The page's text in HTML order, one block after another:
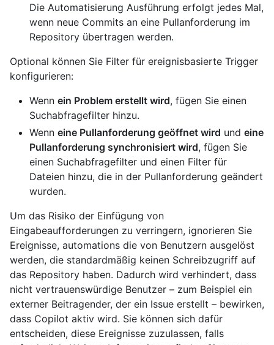
Die Automatisierung Ausführung erfolgt jedes Mal,
wenn neue Commits an eine Pullanforderung im
Repository übertragen werden.
Optional können Sie Filter für ereignisbasierte Trigger
konfigurieren:
Wenn ein Problem erstellt wird, fügen Sie einen
Suchabfragefilter hinzu.
Wenn eine Pullanforderung geöffnet wird und eine
Pullanforderung synchronisiert wird, fügen Sie
einen Suchabfragefilter und einen Filter für
Dateien hinzu, die in der Pullanforderung geändert
wurden.
Um das Risiko der Einfügung von
Eingabeaufforderungen zu verringern, ignorieren Sie
Ereignisse, automations die von Benutzern ausgelöst
werden, die standardmäßig keinen Schreibzugriff auf
das Repository haben. Dadurch wird verhindert, dass
nicht vertrauenswürdige Benutzer – zum Beispiel ein
externer Beitragender, der ein Issue erstellt – bewirken,
dass Copilot aktiv wird. Sie können sich dafür
entscheiden, diese Ereignisse zuzulassen, falls